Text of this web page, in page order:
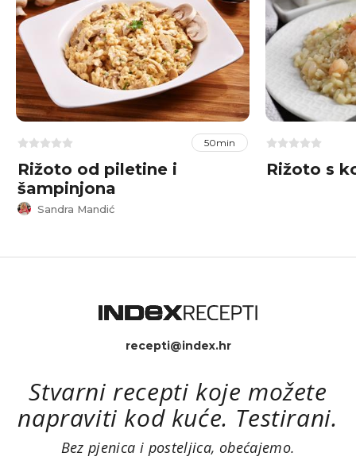
50min
Rižoto od piletine i
šampinjona
Sandra Mandić
Rižoto s
recepti@index.hr
Stvarni recepti koje možete
napraviti kod kuće. Testirani.
Bez pjenica i posteljica, obećajemo.